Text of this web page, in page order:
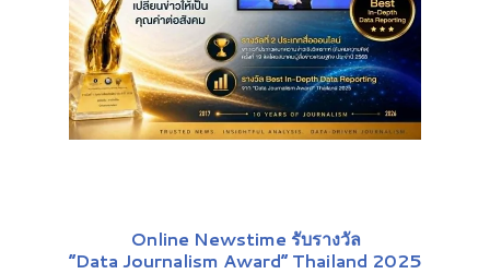
Online Newstime รับรางวัล
“Data Journalism Award” Thailand 2025